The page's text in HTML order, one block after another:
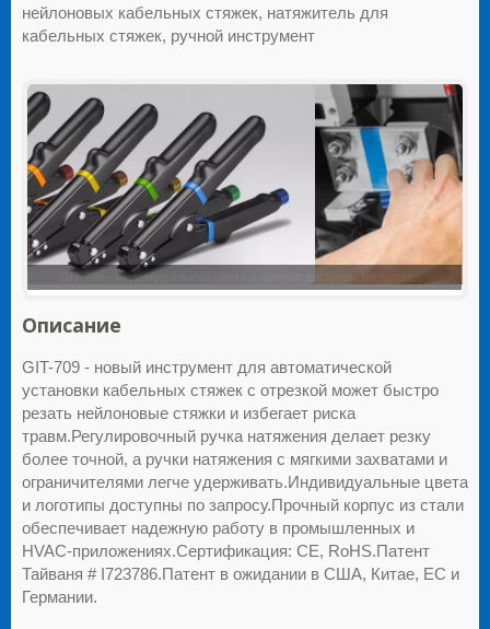
нейлоновых кабельных стяжек, натяжитель для
кабельных стяжек, ручной инструмент
GIT-709 - Применение инструментов для пластиковых стяжек
Описание
GIT-709 - новый инструмент для автоматической
установки кабельных стяжек с отрезкой может быстро
резать нейлоновые стяжки и избегает риска
травм.Регулировочный ручка натяжения делает резку
более точной, а ручки натяжения с мягкими захватами и
ограничителями легче удерживать.Индивидуальные цвета
и логотипы доступны по запросу.Прочный корпус из стали
обеспечивает надежную работу в промышленных и
HVAC-приложениях.Сертификация: CE, RoHS.Патент
Тайваня # I723786.Патент в ожидании в США, Китае, ЕС и
Германии.